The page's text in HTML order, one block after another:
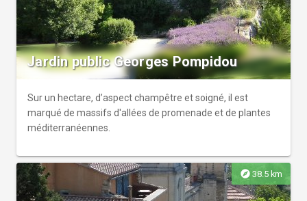
Jardin public Georges Pompidou
Sur un hectare, d’aspect champêtre et soigné, il est
marqué de massifs d'allées de promenade et de plantes
méditerranéennes.
explore 38.5 km